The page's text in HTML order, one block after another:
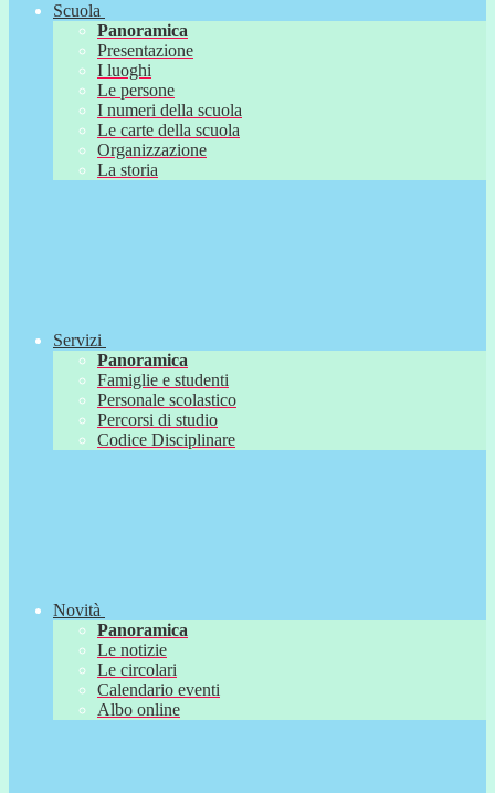
Scuola
Panoramica
Presentazione
I luoghi
Le persone
I numeri della scuola
Le carte della scuola
Organizzazione
La storia
Servizi
Panoramica
Famiglie e studenti
Personale scolastico
Percorsi di studio
Codice Disciplinare
Novità
Panoramica
Le notizie
Le circolari
Calendario eventi
Albo online